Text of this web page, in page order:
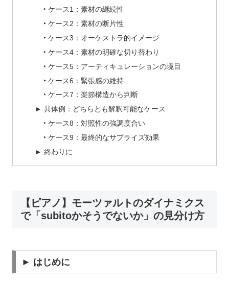
‣ ケース1：素材の継続性
‣ ケース2：素材の断片性
‣ ケース3：オーケストラ的イメージ
‣ ケース4：素材の明確な切り替わり
‣ ケース5：アーティキュレーションの境目
‣ ケース6：緊張感の維持
‣ ケース7：楽節構造から判断
► 具体例：どちらとも解釈可能なケース
‣ ケース8：対照性の強調度合い
‣ ケース9：最終的なサプライズ効果
► 終わりに
【ピアノ】モーツァルトのダイナミクス
で「subitoかそうでないか」の見分け方
► はじめに